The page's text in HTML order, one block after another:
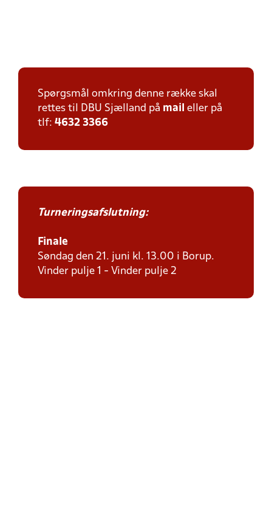
Spørgsmål omkring denne række skal
rettes til DBU Sjælland på mail eller på
tlf: 4632 3366
Turneringsafslutning:
Finale
Søndag den 21. juni kl. 13.00 i Borup.
Vinder pulje 1 - Vinder pulje 2